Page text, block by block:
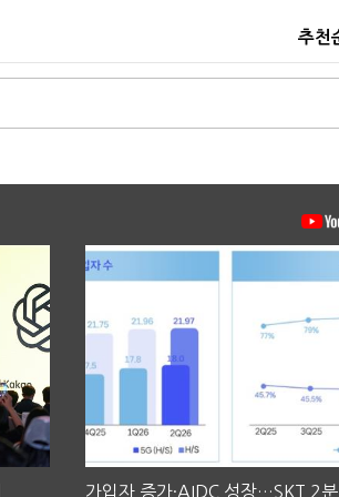
추천
가입자 증가·AIDC 성장…SKT 2